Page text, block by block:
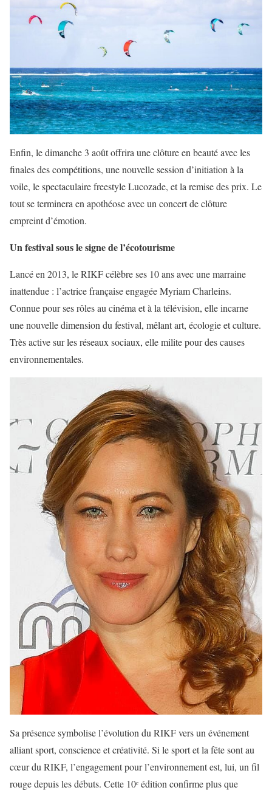
Enfin, le dimanche 3 août offrira une clôture en beauté avec les
finales des compétitions, une nouvelle session d’initiation à la
voile, le spectaculaire freestyle Lucozade, et la remise des prix. Le
tout se terminera en apothéose avec un concert de clôture
empreint d’émotion.
Un festival sous le signe de l’écotourisme
Lancé en 2013, le RIKF célèbre ses 10 ans avec une marraine
inattendue : l’actrice française engagée Myriam Charleins.
Connue pour ses rôles au cinéma et à la télévision, elle incarne
une nouvelle dimension du festival, mêlant art, écologie et culture.
Très active sur les réseaux sociaux, elle milite pour des causes
environnementales.
Sa présence symbolise l’évolution du RIKF vers un événement
alliant sport, conscience et créativité. Si le sport et la fête sont au
cœur du RIKF, l’engagement pour l’environnement est, lui, un fil
rouge depuis les débuts. Cette 10ᵉ édition confirme plus que